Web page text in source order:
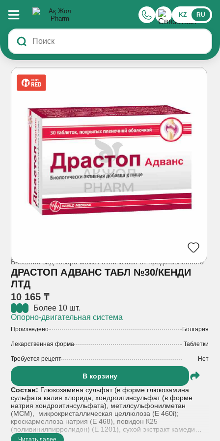
KZ RU
Внешний вид товара может отличаться от представленного
ДРАСТОП АДВАНС ТАБЛ №30/КЕНДИ
ЛТД
10 165 ₸
Более 10 шт.
Опорно-двигательная система
Произведено Болгария
Лекарственная форма Таблетки
Требуется рецепт Нет
В корзину
Состав: Глюкозамина сульфат (в форме глюкозамина
сульфата калия хлорида, хондроитинсульфат (в форме
натрия хондроитинсульфата), метилсульфонилметан
(МСМ), микрокристаллическая целлюлоза (Е 460i);
кроскармеллоза натрия (Е 468), повидон К25
(поливинилпирролидон) (Е 1201), сухой экстракт камеди
босвеллии (Boswellia serrata), витамин С (аскорбиновая
Читать далее